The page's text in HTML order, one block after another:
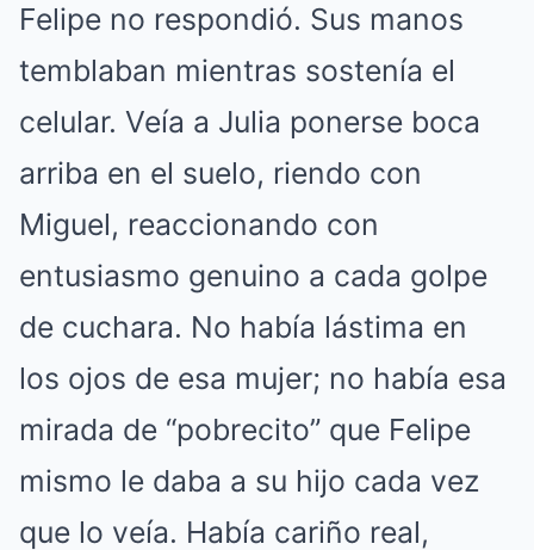
Felipe no respondió. Sus manos
temblaban mientras sostenía el
celular. Veía a Julia ponerse boca
arriba en el suelo, riendo con
Miguel, reaccionando con
entusiasmo genuino a cada golpe
de cuchara. No había lástima en
los ojos de esa mujer; no había esa
mirada de “pobrecito” que Felipe
mismo le daba a su hijo cada vez
que lo veía. Había cariño real,